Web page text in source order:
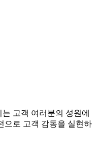
고객 여러분의 성원에
으로 고객 감동을 실현하